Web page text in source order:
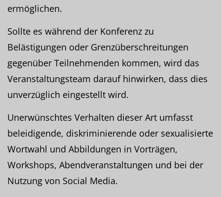
ermöglichen.
Sollte es während der Konferenz zu
Belästigungen oder Grenzüberschreitungen
gegenüber Teilnehmenden kommen, wird das
Veranstaltungsteam darauf hinwirken, dass dies
unverzüglich eingestellt wird.
Unerwünschtes Verhalten dieser Art umfasst
beleidigende, diskriminierende oder sexualisierte
Wortwahl und Abbildungen in Vorträgen,
Workshops, Abendveranstaltungen und bei der
Nutzung von Social Media.